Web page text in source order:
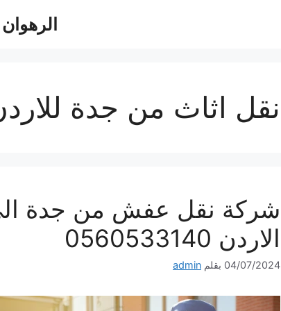
الرهوان
نقل اثاث من جدة
شركة نقل عفش من جدة
الاردن 0560533140
04/07/2024 بقلم admin